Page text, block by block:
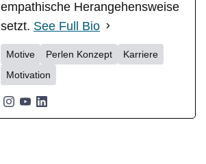
empathische Herangehensweise
setzt. See Full Bio
Motive Perlen Konzept
Karriere
Motivation